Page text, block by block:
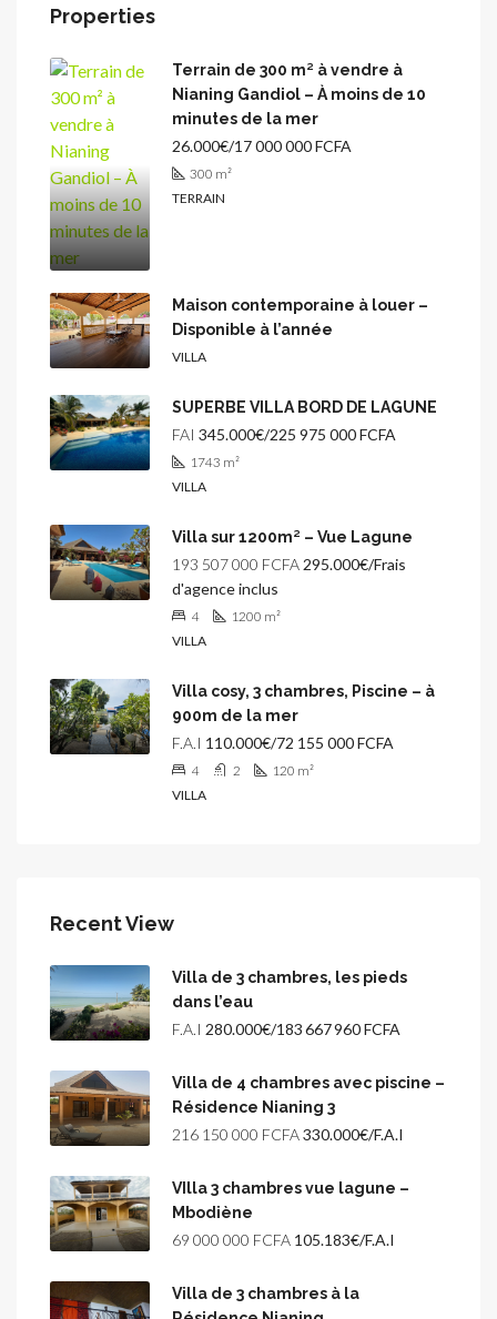
Properties
Terrain de 300 m² à vendre à
Nianing Gandiol – À moins de 10
minutes de la mer
26.000€/17 000 000 FCFA
300 m²
TERRAIN
Maison contemporaine à louer –
Disponible à l’année
VILLA
SUPERBE VILLA BORD DE LAGUNE
FAI 345.000€/225 975 000 FCFA
1743 m²
VILLA
Villa sur 1200m² – Vue Lagune
193 507 000 FCFA 295.000€/Frais
d'agence inclus
4 1200 m²
VILLA
Villa cosy, 3 chambres, Piscine – à
900m de la mer
F.A.I 110.000€/72 155 000 FCFA
4 2 120 m²
VILLA
Recent View
Villa de 3 chambres, les pieds
dans l’eau
F.A.I 280.000€/183 667 960 FCFA
Villa de 4 chambres avec piscine –
Résidence Nianing 3
216 150 000 FCFA330.000€/F.A.I
VIlla 3 chambres vue lagune –
Mbodiène
69 000 000 FCFA 105.183€/F.A.I
Villa de 3 chambres à la